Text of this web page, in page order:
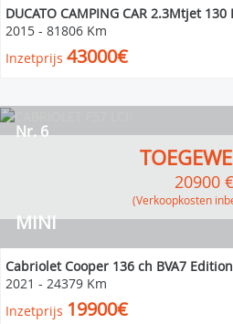
DUCATO CAMPING CAR 2.3Mtjet 130
2015 - 81806 Km
Inzetprijs 43000€
MINI
Nr. 6
20900 €
(verkoopkosten
Cabriolet Cooper 136 ch BVA7
2021 - 24379 Km
Inzetprijs 19900€